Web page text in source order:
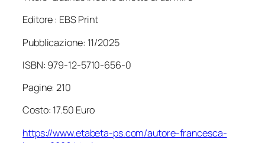
Editore : EBS Print
Pubblicazione: 11/2025
ISBN: 979-12-5710-656-0
Pagine: 210
Costo: 17.50 Euro
https://www.etabeta-ps.com/autore-francesca-